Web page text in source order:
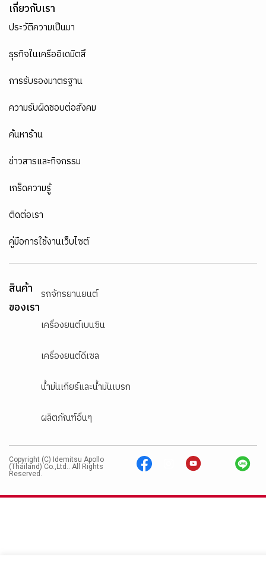
เกี่ยวกับเรา
ประวัติความเป็นมา
ธุรกิจในเครืออิเดมิตสึ
การรับรองมาตรฐาน
ความรับผิดชอบต่อสังคม
ค้นหาร้าน
ข่าวสารและกิจกรรม
เกร็ดความรู้
ติดต่อเรา
คู่มือการใช้งานเว็บไซต์
สินค้า
ของเรา
รถจักรยานยนต์
เครื่องยนต์เบนซิน
เครื่องยนต์ดีเซล
น้ำมันเกียร์และน้ำมันเบรก
ผลิตภัณฑ์อื่นๆ
Copyright (C) Idemitsu Apollo
(Thailand) Co.,Ltd.. All Rights
Reserved.